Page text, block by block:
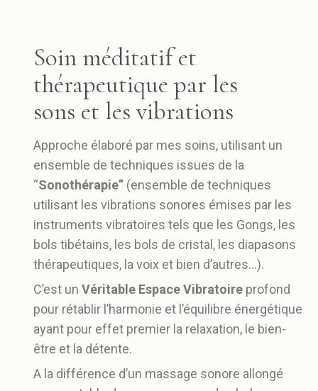
Soin méditatif et
thérapeutique par les
sons et les vibrations
Approche élaboré par mes soins, utilisant un
ensemble de techniques issues de la
“Sonothérapie”(ensemble de techniques
utilisant les vibrations sonores émises par les
instruments vibratoires tels que les Gongs, les
bols tibétains, les bols de cristal, les diapasons
thérapeutiques, la voix et bien d’autres…).
C’est un Véritable Espace Vibratoireprofond
pour rétablir l’harmonie et l’équilibre énergétique
ayant pour effet premier la relaxation, le bien-
être et la détente.
A la différence d’un massage sonore allongé